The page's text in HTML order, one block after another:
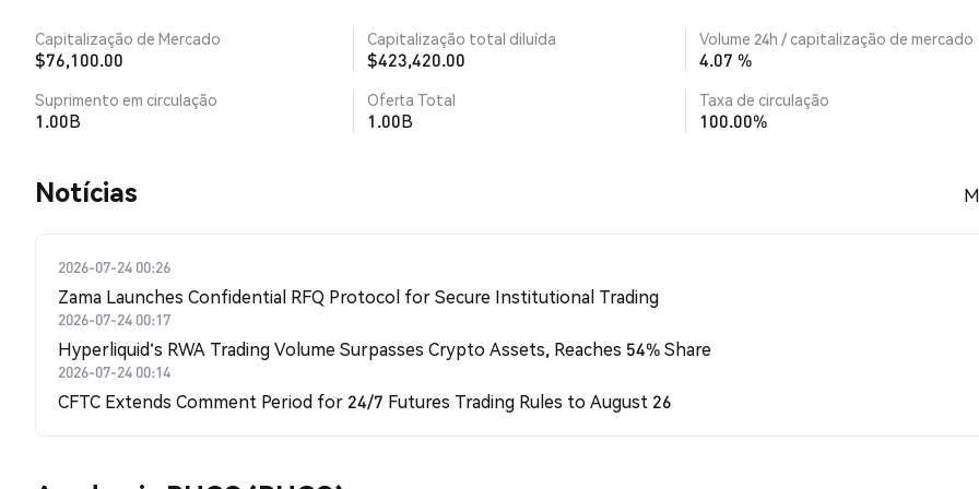
Capitalização de Mercado
$76,100.00
Capitalização total diluída
$423,420.00
Volume 24h / capitalização de mercado
4.07 %
Suprimento em circulação
1.00B
Oferta Total
1.00B
Taxa de circulação
100.00%
​​Notícias​​
2026-07-24 00:26
Zama Launches Confidential RFQ Protocol for Secure Institutional Trading
2026-07-24 00:17
Hyperliquid's RWA Trading Volume Surpasses Crypto Assets, Reaches 54% Share
2026-07-24 00:14
CFTC Extends Comment Period for 24/7 Futures Trading Rules to August 26